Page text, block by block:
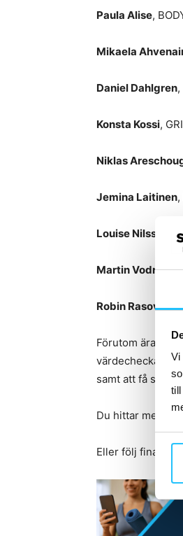
Vi
Paula Alise,
Mikaela
Daniel Dahlgren
Konsta Kossi,
Niklas
Jemina Laitinen,
Louise Nilsson ,
Martin Vodraska
Robin Rasovic,
Förutom äran att
värdecheckar
samt att få stå
Du hittar mer
Eller följ finalen